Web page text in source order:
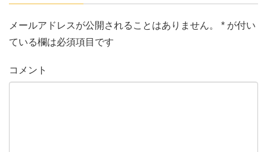
メールアドレスが公開されることはありません。 * が付い
ている欄は必須項目です
コメント